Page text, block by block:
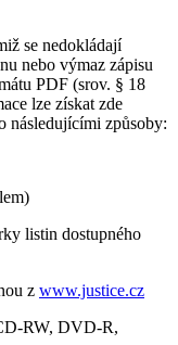
se nedokládají
nebo výmaz zápisu
PDF (srov. § 18
lze získat zde
následujícími způsoby:
listin dostupného
z www.justice.cz
RW, DVD-R,